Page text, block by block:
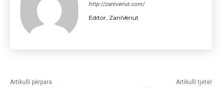
http://zaniveriut.com/
Editor, ZaniVeriut
Artikulli përpara Artikulli tjetër